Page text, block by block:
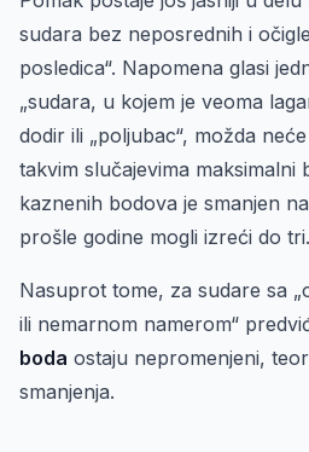
sudara bez neposrednih i
posledica“. Napomena glasi
„sudara, u kojem je veoma
dodir ili „poljubac“, možda
takvim slučajevima maksimalni
kaznenih bodova je smanjen
prošle godine mogli izreći do tri.
Nasuprot tome, za sudare sa
ili nemarnom namerom“
boda ostaju nepromenjeni,
smanjenja.